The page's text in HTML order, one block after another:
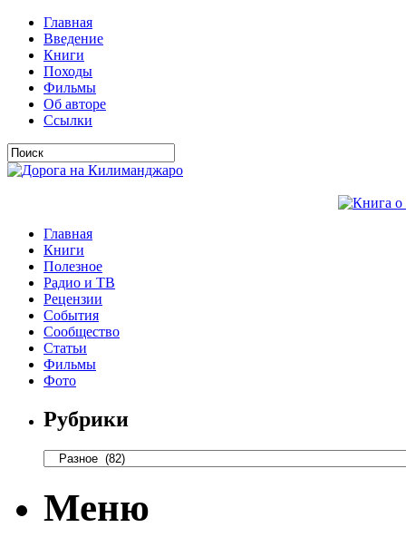
Главная
Введение
Книги
Походы
Фильмы
Об авторе
Ссылки
Главная
Книги
Полезное
Радио и ТВ
Рецензии
События
Сообщество
Статьи
Фильмы
Фото
Рубрики
Меню